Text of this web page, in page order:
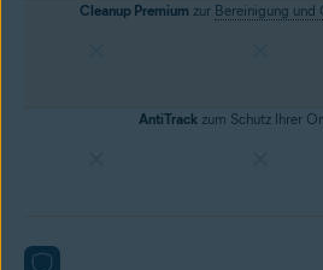
Cleanup Premium zur Bereinigung und
AntiTrackzum Schutz Ihrer